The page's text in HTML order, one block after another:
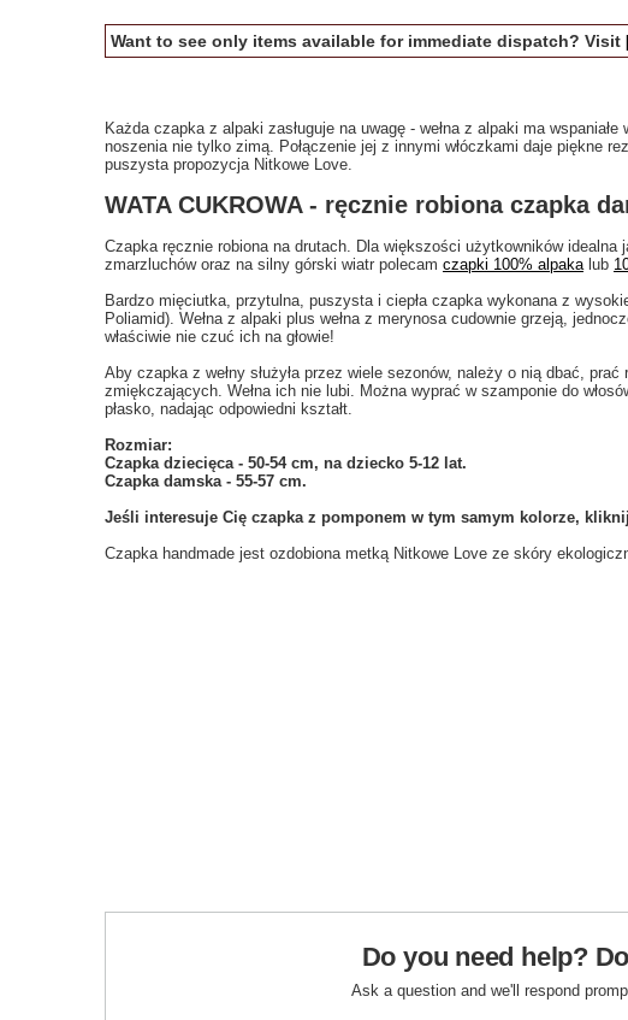
Want to see only items available for immediate dispatch? Visit
Każda czapka z alpaki zasługuje na uwagę - wełna z alpaki ma
noszenia nie tylko zimą. Połączenie jej z innymi włóczkami daje piękne
puszysta propozycja Nitkowe Love.
WATA CUKROWA - ręcznie robiona czapka
Czapka ręcznie robiona na drutach. Dla większości użytkowników
zmarzluchów oraz na silny górski wiatr polecam czapki 100% alpakalub
Bardzo mięciutka, przytulna, puszysta i ciepła czapka wykonana z
Poliamid). Wełna z alpaki plus wełna z merynosa cudownie grzeją,
właściwie nie czuć ich na głowie!
Aby czapka z wełny służyła przez wiele sezonów, należy o nią dbać,
zmiękczających. Wełna ich nie lubi. Można wyprać w szamponie do
płasko, nadając odpowiedni kształt.
Rozmiar:
Czapka dziecięca - 50-54 cm, na dziecko 5-12 lat.
Czapka damska - 55-57 cm.
Jeśli interesuje Cię czapka z pomponem w tym samym kolorze, kliknij
Czapka handmade jest ozdobiona metką Nitkowe Love ze skóry
Do you need help?
Ask a question and we'll respond